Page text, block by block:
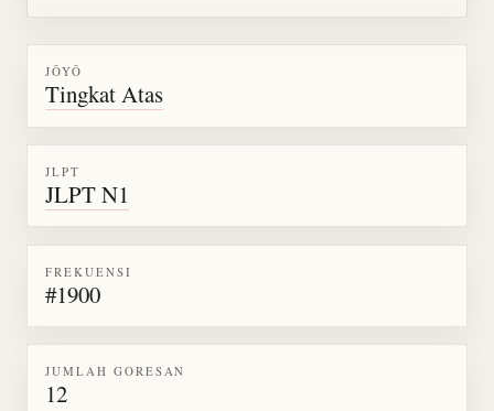
JŌYŌ
Tingkat Atas
JLPT
JLPT N1
FREKUENSI
#1900
JUMLAH GORESAN
12